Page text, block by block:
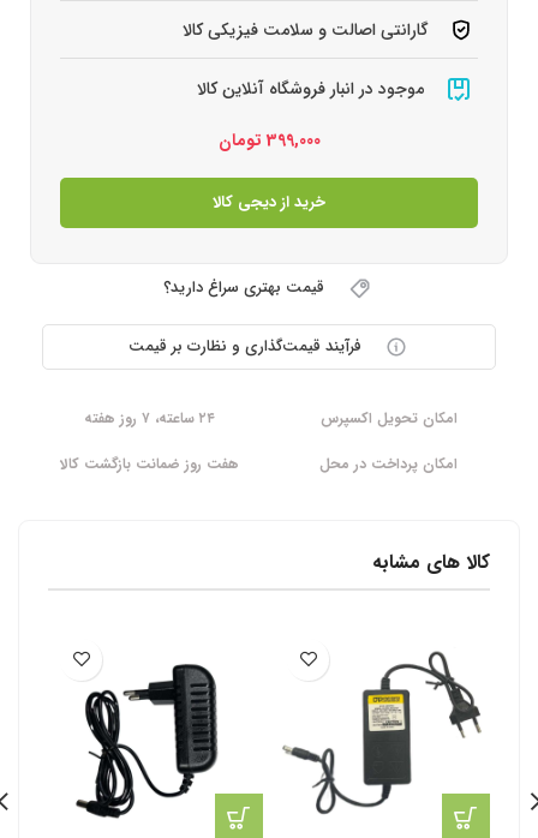
گارانتی اصالت و سلامت فیزیکی کالا
موجود در انبار فروشگاه آنلاین کالا
399,000 تومان
خرید از دیجی کالا
قیمت بهتری سراغ دارید؟
فرآیند قیمت‌گذاری و نظارت بر قیمت
امکان تحویل اکسپرس
۲۴ ساعته، ۷ روز هفته
امکان پرداخت در محل
هفت روز ضمانت بازگشت کالا
کالا های مشابه